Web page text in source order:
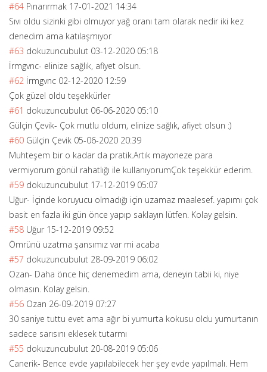
#64 Pınarırmak 17-01-2021 14:34
Sıvı oldu sizinki gibi olmuyor yağ oranı tam olarak nedir iki kez
denedim ama katılaşmıyor
#63 dokuzuncubulut 03-12-2020 05:18
İrmgvnc- elinize sağlık, afiyet olsun.
#62 İrmgvnc 02-12-2020 12:59
Çok güzel oldu teşekkürler
#61 dokuzuncubulut 06-06-2020 05:10
Gülçin Çevik- Çok mutlu oldum, elinize sağlık, afiyet olsun :)
#60 Gülçin Çevik 05-06-2020 20:39
Muhteşem bir o kadar da pratik.Artık mayoneze para
vermiyorum gönül rahatlığı ile kullanıyorumÇok teşekkür ederim.
#59 dokuzuncubulut 17-12-2019 05:07
Uğur- İçinde koruyucu olmadığı için uzamaz maalesef. yapımı çok
basit en fazla iki gün önce yapıp saklayın lütfen. Kolay gelsin.
#58 Uğur 15-12-2019 09:52
Ömrünü uzatma şansımız var mi acaba
#57 dokuzuncubulut 28-09-2019 06:02
Ozan- Daha önce hiç denemedim ama, deneyin tabii ki, niye
olmasın. Kolay gelsin.
#56 Ozan 26-09-2019 07:27
30 saniye tuttu evet ama ağır bi yumurta kokusu oldu yumurtanın
sadece sarısını eklesek tutarmı
#55 dokuzuncubulut 20-08-2019 05:06
Canerik- Bence evde yapılabilecek her şey evde yapılmalı. Hem